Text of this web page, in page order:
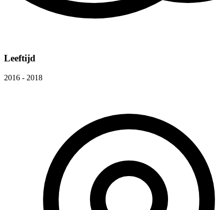
Leeftijd
2016 - 2018